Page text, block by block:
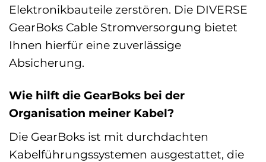
Elektronikbauteile zerstören. Die DIVERSE
GearBoks Cable Stromversorgung bietet
Ihnen hierfür eine zuverlässige
Absicherung.
Wie hilft die GearBoks bei der
Organisation meiner Kabel?
Die GearBoks ist mit durchdachten
Kabelführungssystemen ausgestattet, die